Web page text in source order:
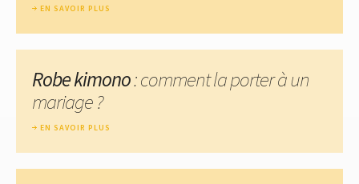
EN SAVOIR PLUS
Robe kimono: comment la porter à un
mariage ?
EN SAVOIR PLUS